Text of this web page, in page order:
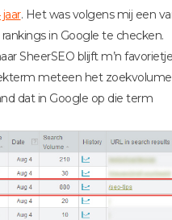
. Het was volgens mij een
in Google te checken.
SheerSEO blijft m’n
meteen het zoekvolume
dat in Google op die term